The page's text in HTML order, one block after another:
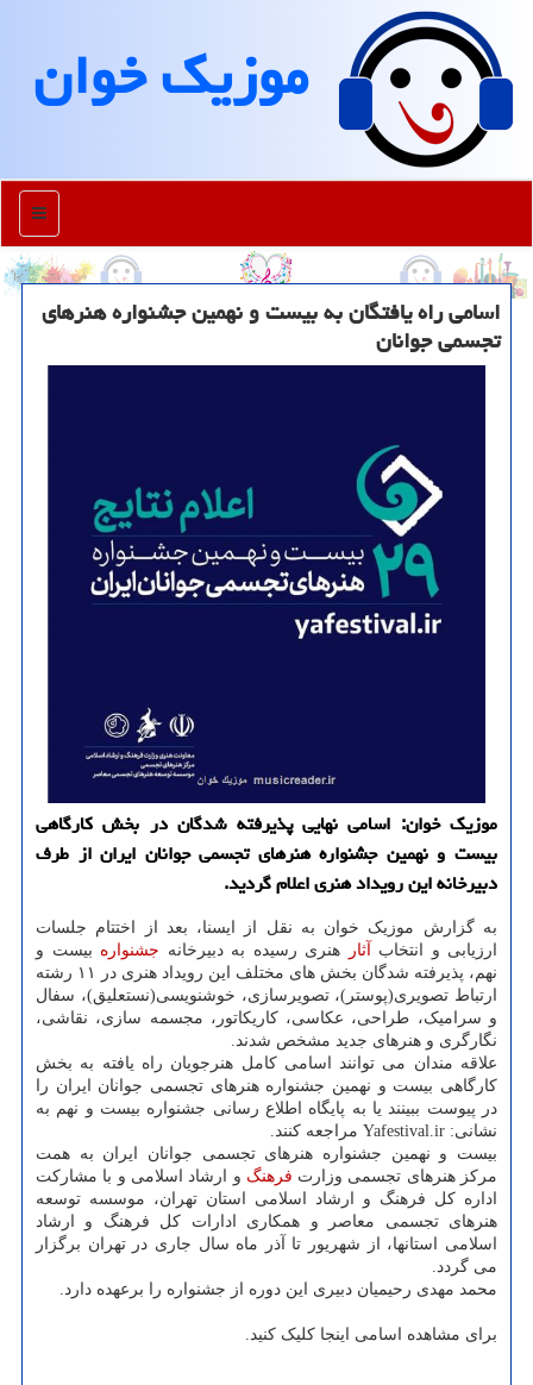
موزیك خوان
منو
اسامی راه یافتگان به بیست و نهمین جشنواره هنرهای
تجسمی جوانان
موزیک خوان: اسامی نهایی پذیرفته شدگان در بخش کارگاهی
بیست و نهمین جشنواره هنرهای تجسمی جوانان ایران از طرف
دبیرخانه این رویداد هنری اعلام گردید.
به گزارش موزیک خوان به نقل از ایسنا، بعد از اختتام جلسات
ارزیابی و انتخاب
آثار هنری رسیده به دبیرخانه جشنواره بیست و
نهم، پذیرفته شدگان بخش های مختلف این رویداد هنری در ۱۱ رشته
ارتباط تصویری(پوستر)، تصویرسازی، خوشنویسی(نستعلیق)، سفال
و سرامیک، طراحی، عکاسی، کاریکاتور، مجسمه سازی، نقاشی،
نگارگری و هنرهای جدید مشخص شدند.
علاقه مندان می توانند اسامی کامل هنرجویان راه یافته به بخش
کارگاهی بیست و نهمین جشنواره هنرهای تجسمی جوانان ایران را
در پیوست ببینند یا به پایگاه اطلاع رسانی جشنواره بیست و نهم به
نشانی: Yafestival.ir مراجعه کنند.
بیست و نهمین جشنواره هنرهای تجسمی جوانان ایران به همت
مرکز هنرهای تجسمی وزارت فرهنگ و ارشاد اسلامی و با مشارکت
اداره کل فرهنگ و ارشاد اسلامی استان تهران، موسسه توسعه
هنرهای تجسمی معاصر و همکاری ادارات کل فرهنگ و ارشاد
اسلامی استانها، از شهریور تا آذر ماه سال جاری در تهران برگزار
می گردد.
محمد مهدی رحیمیان دبیری این دوره از جشنواره را برعهده دارد.
برای مشاهده اسامی اینجا کلیک کنید.